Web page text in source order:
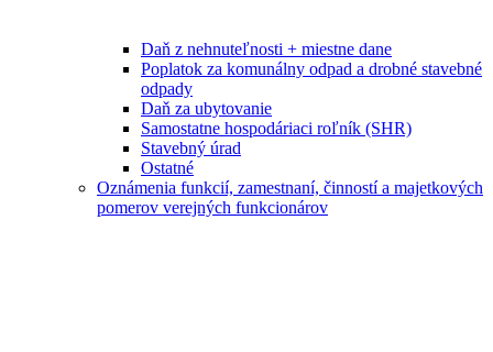
Daň z nehnuteľnosti + miestne dane
Poplatok za komunálny odpad a drobné stavebné
odpady
Daň za ubytovanie
Samostatne hospodáriaci roľník (SHR)
Stavebný úrad
Ostatné
Oznámenia funkcií, zamestnaní, činností a majetkových
pomerov verejných funkcionárov